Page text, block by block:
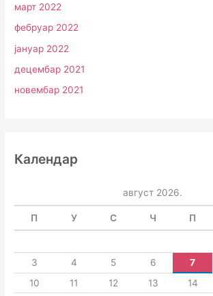
март 2022
фебруар 2022
јануар 2022
децембар 2021
новембар 2021
Календар
август 2026.
П У С Ч П
3
4 5 6 7
10
11 12 13 14